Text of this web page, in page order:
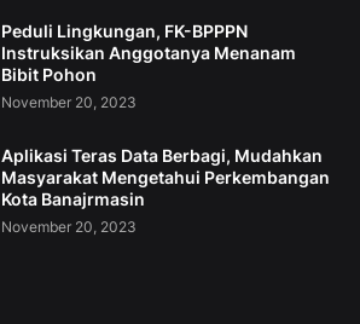
Peduli Lingkungan, FK-BPPPN
Instruksikan Anggotanya Menanam
Bibit Pohon
November 20, 2023
Aplikasi Teras Data Berbagi, Mudahkan
Masyarakat Mengetahui Perkembangan
Kota Banajrmasin
November 20, 2023